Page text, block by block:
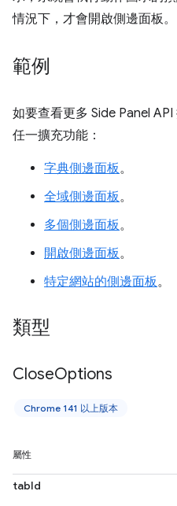
情況下，才會開啟側邊面板。
範例
如要查看更多 Side Panel
任一擴充功能：
字典側邊面板。
全域側邊面板。
多個側邊面板。
開啟側邊面板。
特定網站的側邊面板。
類型
CloseOptions
Chrome 141 以上版本
屬性
tabId